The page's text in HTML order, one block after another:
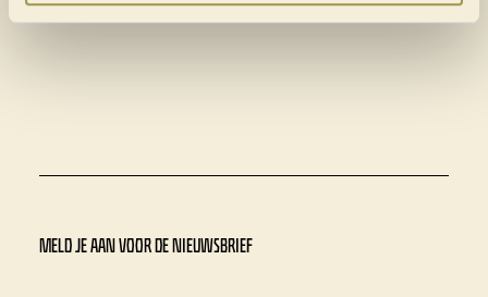
Polderfabriek.
bieden?
MELD JE AAN VOOR DE NIEUWSBRIEF